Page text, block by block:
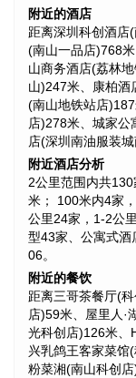
附近的酒店
距离深圳科创酒店
(南山一品店)768
山商务酒店(荔林
山)247米、康柏酒
(南山地铁站店
店)278米、城家公
店(深圳南油服装
附近酒店分析
2公里范围内共
米； 100米内4家
公里24家，1-2公
型43家、公寓式
06。
附近的餐饮
距离三哥茶餐厅(
店)59米、屋里人·
光科创店)126米、
兴乳鸽王客家菜馆
粉菜湘(南山科创店